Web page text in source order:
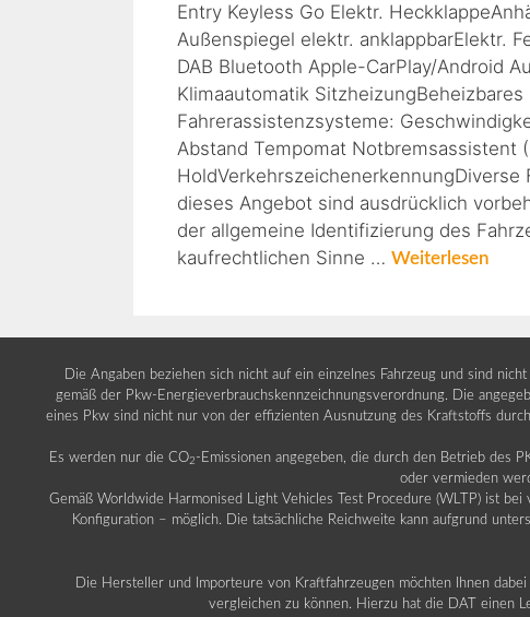
Entry Keyless Go Elektr.
Außenspiegel elektr. anklappbarElektr.
DAB Bluetooth Apple-CarPlay/Android
Klimaautomatik
Fahrerassistenzsysteme:
Abstand Tempomat Notbremsassistent
dieses Angebot sind ausdrücklich
der allgemeine Identifizierung des
kaufrechtlichen Sinne … Weiterlesen
Die Angaben beziehen sich nicht auf ein einzelnes Fahrzeug und sind
gemäß der Pkw-Energieverbrauchskennzeichnungsverordnung. Die
eines Pkw sind nicht nur von der effizienten Ausnutzung des Kraftstoffs
Es werden nur die CO2 -Emissionen angegeben, die durch den Betrieb des
oder vermieden
Gemäß Worldwide Harmonised Light Vehicles Test Procedure (WLTP) ist
Konfiguration – möglich. Die tatsächliche Reichweite kann aufgrund
Die Hersteller und Importeure von Kraftfahrzeugen möchten Ihnen
vergleichen zu können. Hierzu hat die DAT einen